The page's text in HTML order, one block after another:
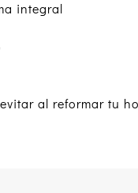
integral
al reformar tu